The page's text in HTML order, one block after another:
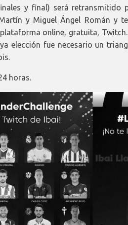
y final) será retransmitido
y Miguel Ángel Román y
online, gratuita,
elección fue necesario un
horas.